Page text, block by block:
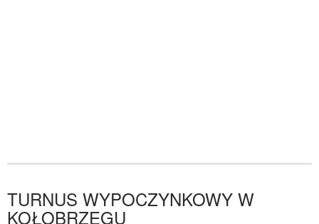
TURNUS WYPOCZYNKOWY W
KOŁOBRZEGU